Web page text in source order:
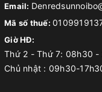
Email:
Mã số thuế:
Giờ HĐ:
Thứ 2 - Thứ 7: 08h30 -
Chủ nhật : 09h30-